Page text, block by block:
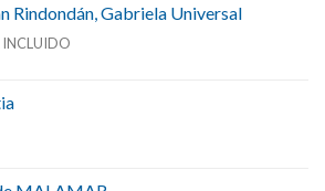
Rindondán, Gabriela Universal
INCLUIDO